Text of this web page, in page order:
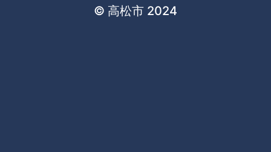
© 高松市 2024